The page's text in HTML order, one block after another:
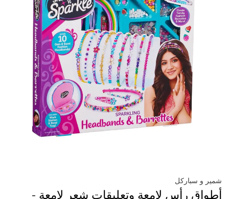
شمير و سباركل
أطواق رأس لامعة وتعليقات شعر لامعة -